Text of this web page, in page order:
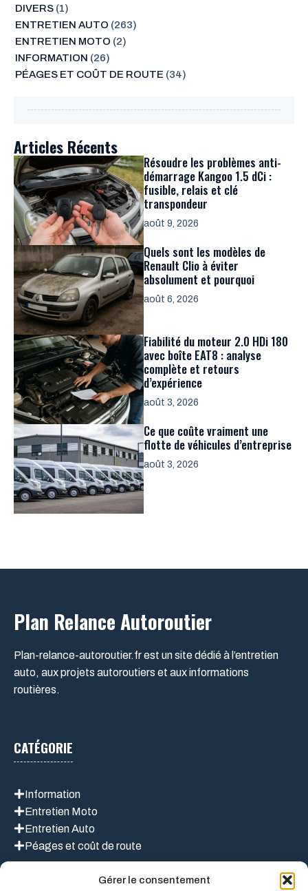
Gérer le consentement
DIVERS(1)
ENTRETIEN AUTO (263)
ENTRETIEN MOTO (2)
INFORMATION (26)
PÉAGES ET COÛT DE ROUTE (34)
Articles Récents
Résoudre les problèmes anti-
démarrage Kangoo 1.5 dCi :
fusible, relais et clé
transpondeur
août 9, 2026
Quels sont les modèles de
Renault Clio à éviter
absolument et pourquoi
août 6, 2026
Fiabilité du moteur 2.0 HDi 180
avec boîte EAT8 : analyse
complète et retours
d’expérience
août 3, 2026
Ce que coûte vraiment une
flotte de véhicules d’entreprise
août 3, 2026
Plan Relance Autoroutier
Plan-relance-autoroutier.fr est un site dédié à l’entretien
auto, aux projets autoroutiers et aux informations
routières.
CATÉGORIE
Information
Entretien Moto
Entretien Auto
Péages et coût de route